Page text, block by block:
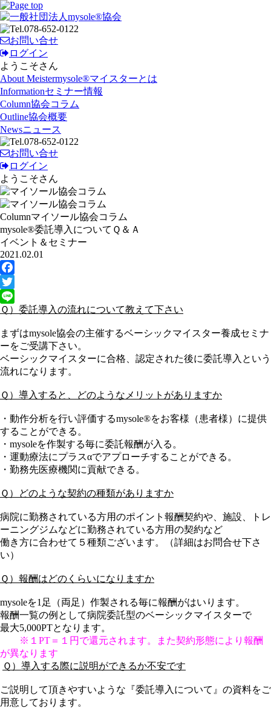
お問い合せ
ログイン
ようこそさん
About Meistermysole®マイスターとは
Informationセミナー情報
Column協会コラム
Outline協会概要
Newsニュース
お問い合せ
ログイン
ようこそさん
Columnマイソール協会コラム
mysole®委託導入についてＱ＆Ａ
イベント＆セミナー
2021.02.01
Facebook
Twitter
Line
Ｑ）委託導入の流れについて教えて下さい
まずはmysole協会の主催するベーシックマイスター養成セミナ
ーをご受講下さい。
ベーシックマイスターに合格、認定された後に委託導入という
流れになります。
Ｑ）導入すると、どのようなメリットがありますか
・動作分析を行い評価するmysole®をお客様（患者様）に提供
することができる。
・ mysoleを作製する毎に委託報酬が入る。
・運動療法にプラスαでアプローチすることができる。
・勤務先医療機関に貢献できる。
Ｑ）どのような契約の種類がありますか
病院に勤務されている方用のポイント報酬契約や、施設、トレ
ーニングジムなどに勤務されている方用の契約など
働き方に合わせて５種類ございます。（詳細はお問合せ下さ
い）
Ｑ）報酬はどのくらいになりますか
mysoleを1 足（両足）作製される毎に報酬がはいります。
報酬一覧の例として病院委託型のベーシックマイスターで
最大5,000PTとなります。
※１PT＝１円で還元されます。
また契約形態により報酬
が異なります
Ｑ）導入する際に説明ができるか不安です
ご説明して頂きやすいような『委託導入について』の資料をご
用意しております。